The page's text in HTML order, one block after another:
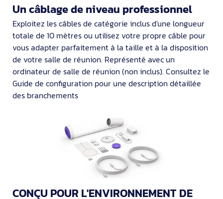
Un câblage de niveau professionnel
Exploitez les câbles de catégorie inclus d'une longueur
totale de 10 mètres ou utilisez votre propre câble pour
vous adapter parfaitement à la taille et à la disposition
de votre salle de réunion. Représenté avec un
ordinateur de salle de réunion (non inclus). Consultez le
Guide de configuration pour une description détaillée
des branchements
CONÇU POUR L'ENVIRONNEMENT DE